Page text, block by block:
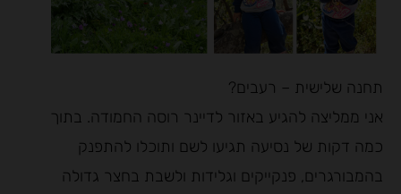
תחנה שלישית – רעבים?
אני ממליצה להגיע באזור לדיינר רוסה החמודה. בתוך
כמה דקות של נסיעה תגיעו לשם ותוכלו להתפנק
בהמבורגרים, פנקייקים וגלידות ולשבת בחצר גדולה